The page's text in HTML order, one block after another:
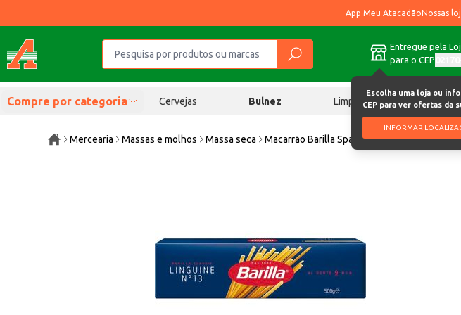
App Meu AtacadãoNossas
Entregue pela
para o CEP
Escolha uma loja ou
CEP para ver ofertas da
INFORMAR
Compre por categoria Cervejas Bulnez Limpeza
Mercearia Massas e molhos Massa seca Macarrão Barilla Spaghetti Linguine 500g